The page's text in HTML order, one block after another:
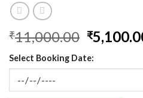
₹11,000.00 Original
price
was:
₹
Select Booking Date: